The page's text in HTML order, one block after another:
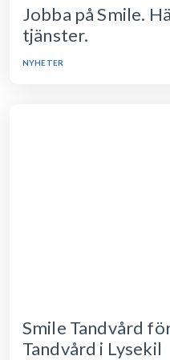
Jobba på Smile.
tjänster.
NYHETER
Smile Tandvård
Tandvård i Lysekil